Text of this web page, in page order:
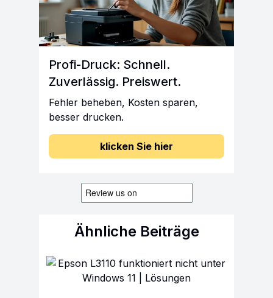
Profi-Druck: Schnell.
Zuverlässig. Preiswert.
Fehler beheben, Kosten sparen,
besser drucken.
klicken Sie hier
Ähnliche Beiträge